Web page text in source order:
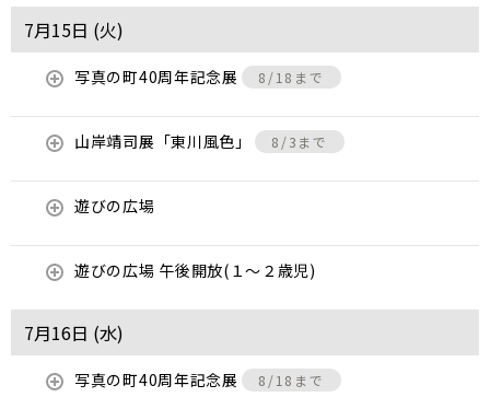
7月15日 (火)
写真の町40周年記念展 8/18まで
山岸靖司展「東川風色」 8/3まで
遊びの広場
遊びの広場 午後開放(１～２歳児)
7月16日 (水)
写真の町40周年記念展 8/18まで